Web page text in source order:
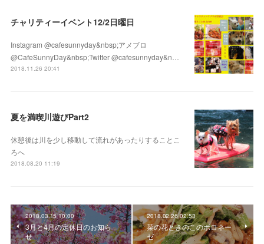
チャリティーイベント12/2日曜日
Instagram @cafesunnyday&nbsp;アメブロ
@CafeSunnyDay&nbsp;Twitter @cafesunnyday&n…
2018.11.26 20:41
夏を満喫川遊びPart2
休憩後は川を少し移動して流れがあったりすることこ
ろへ
2018.08.20 11:19
2018.03.15 10:00
3月と4月の定休日のお知ら
せ
2018.02.26 02:53
菜の花ときのこのボロネー
ゼ